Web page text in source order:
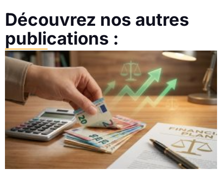
Découvrez nos autres
publications :